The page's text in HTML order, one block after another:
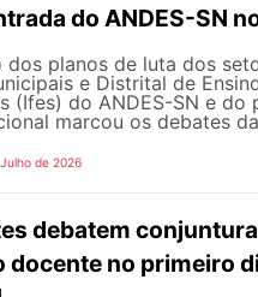
do ANDES-SN
dos planos de luta dos
e Distrital de
(Ifes) do ANDES-SN e
marcou os debates
de 2026
debatem
docente no primeiro